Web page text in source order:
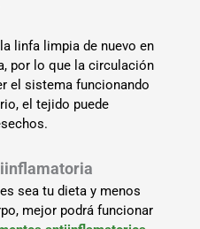
linfa limpia de nuevo en
por lo que la circulación
el sistema funcionando
el tejido puede
sea tu dieta y menos
mejor podrá funcionar